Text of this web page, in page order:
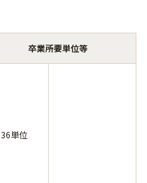
卒業所要単位等
36単位